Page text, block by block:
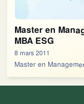
Master en
MBA ESG
8 mars 2011
Master en